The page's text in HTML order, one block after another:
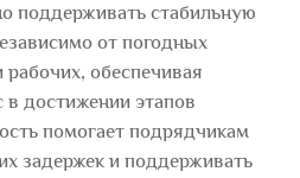
поддерживать стабильную
от погодных
обеспечивая
достижении этапов
помогает подрядчикам
задержек и поддерживать